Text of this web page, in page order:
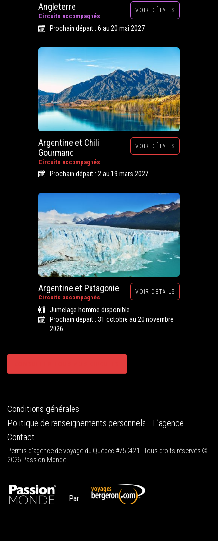
Angleterre
Circuits accompagnés
VOIR DÉTAILS
Prochain départ : 6 au 20 mai 2027
Argentine et Chili
Gourmand
Circuits accompagnés
VOIR DÉTAILS
Prochain départ : 2 au 19 mars 2027
Argentine et Patagonie
Circuits accompagnés
VOIR DÉTAILS
Jumelage homme disponible
Prochain départ : 31 octobre au 20 novembre
2026
Conditions générales
Politique de renseignements personnels
L’agence
Contact
Permis d'agence de voyage du Québec #750421 | Tous droits réservés ©
2026 Passion Monde.
Par